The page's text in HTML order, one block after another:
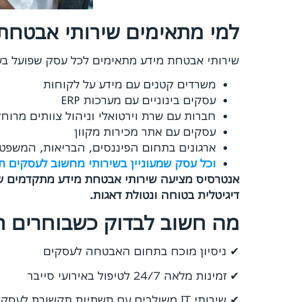
למי מתאימים שירותי
שירותי אבטחת מידע מתאימים לכל עסק שפועל
משרדים קטנים עם מידע על לקוחות
עסקים בינוניים עם מערכות ERP
חברות עם שרת וירטואלי וניהול צוותים
עסקים עם אתר מכירות מקוון
ארגונים בתחום הפיננסים, הבריאות,
וכל עסק שמעוניין בשירותי מחשוב
אנטרסיס מציעה שירותי אבטחת מידע מתקדמים
דיגיטלית בטוחה ונטולת דאגות.
מה חשוב לבדוק
✔ ניסיון מוכח בתחום האבטחה לעסקים
✔ זמינות מלאה 24/7 לטיפול באירועי סייבר